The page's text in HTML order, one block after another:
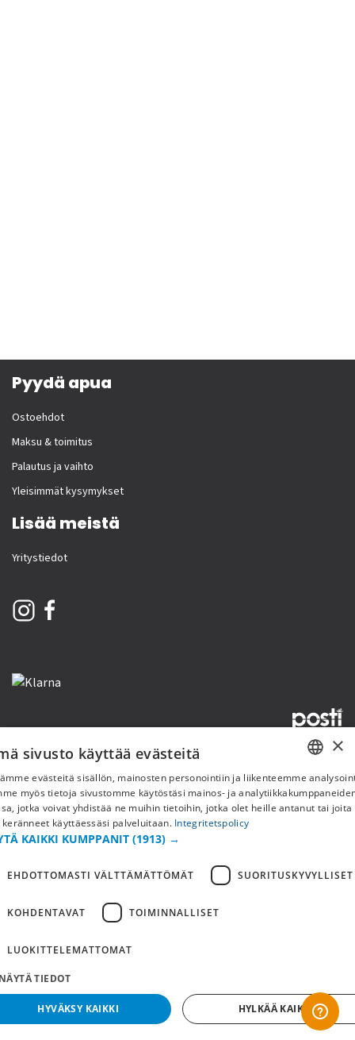
Pyydä apua
Ostoehdot
Maksu & toimitus
Palautus ja vaihto
Yleisimmät kysymykset
Lisää meistä
Yritystiedot
Copyright © 2019 This site is Licensed to 377 Sport AB TietosuojakäytäntöEvästeet
FI
×
sivusto käyttää evästeitä
evästeitä sisällön, mainosten personointiin ja liikenteemme
myös tietoja sivustomme käytöstäsi mainos- ja
jotka voivat yhdistää ne muihin tietoihin, jotka olet heille antanut tai joita
keränneet käyttäessäsi palveluitaan. Integritetspolicy
KAIKKI KUMPPANIT (1913) →
EHDOTTOMASTI VÄLTTÄMÄTTÖMÄT SUORITUSKYVYLLISET
KOHDENTAVAT TOIMINNALLISET
LUOKITTELEMATTOMAT
TIEDOT
HYVÄKSY KAIKKI HYLKÄÄ KAIKKI